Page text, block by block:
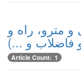
مترو، راه و
و فاضلاب و ...)
Article Count: 1